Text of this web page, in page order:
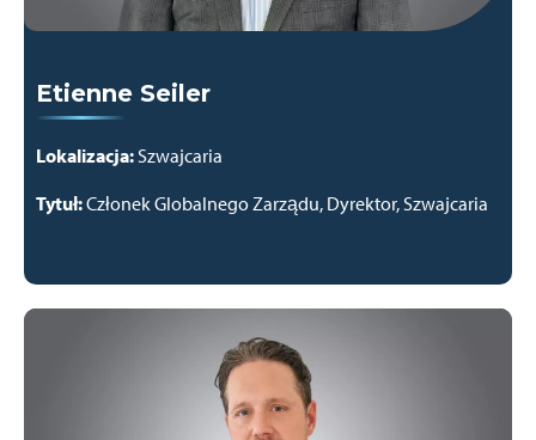
Etienne Seiler
Lokalizacja: Szwajcaria
Tytuł:Członek Globalnego Zarządu, Dyrektor, Szwajcaria